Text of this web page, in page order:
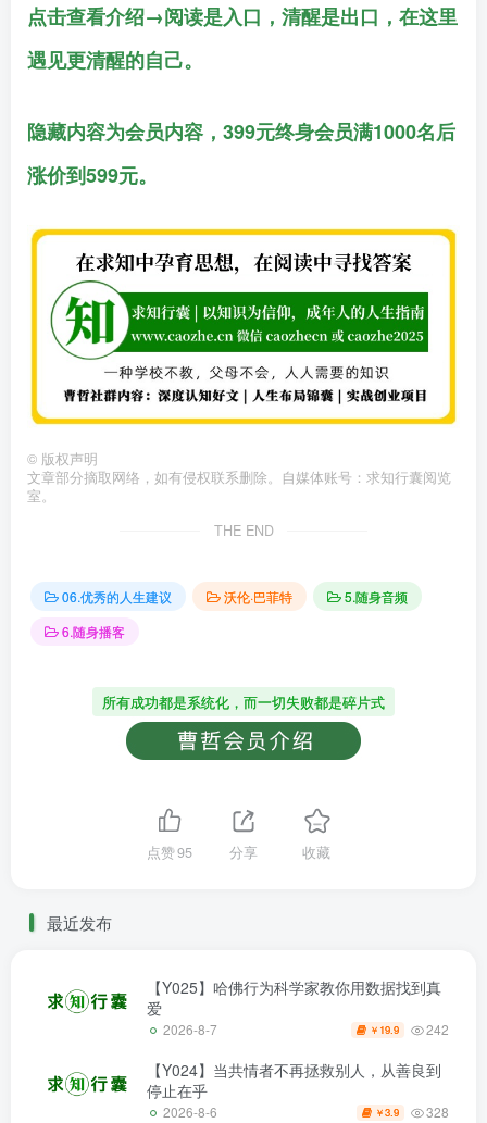
点击查看介绍→阅读是入口，清醒是出口，在这里
遇见更清醒的自己。
隐藏内容为会员内容，399元终身会员满1000名后
涨价到599元。
© 版权声明
文章部分摘取网络，如有侵权联系删除。自媒体账号：求知行囊阅览
室。
THE END
06.优秀的人生建议 沃伦·巴菲特
5.随身音频
6.随身播客
所有成功都是系统化，而一切失败都是碎片式
点赞95 分享 收藏
最近发布
【Y025】哈佛行为科学家教你用数据找到真
爱
2026-8-7 ￥ 19.9 242
【Y024】当共情者不再拯救别人，从善良到
停止在乎
2026-8-6 ￥3.9 328